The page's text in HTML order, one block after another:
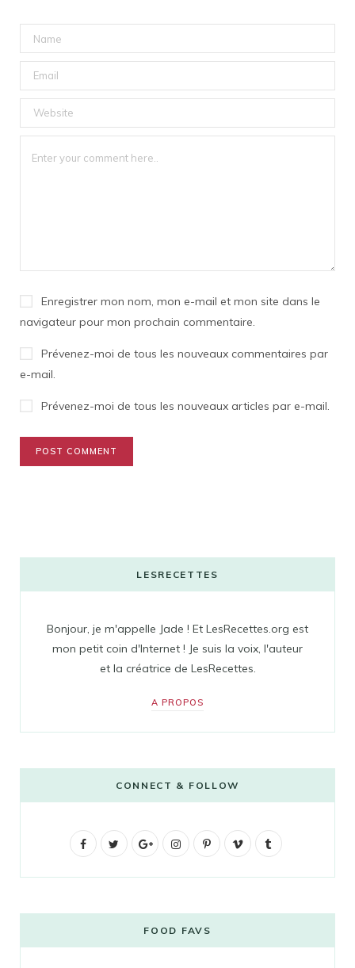
Enregistrer mon nom, mon e-mail et mon site dans le
navigateur pour mon prochain commentaire.
Prévenez-moi de tous les nouveaux commentaires par
e-mail.
Prévenez-moi de tous les nouveaux articles par e-mail.
LESRECETTES
Bonjour, je m'appelle Jade ! Et LesRecettes.org est
mon petit coin d'Internet ! Je suis la voix, l'auteur
et la créatrice de LesRecettes.
A PROPOS
CONNECT & FOLLOW
F
b
t
G
g
l
I
t
a
P
e
V
o
l
FOOD FAVS